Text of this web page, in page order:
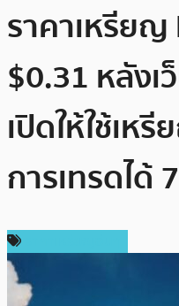
ราคาเหรียญ
$0.31 หลังเ
เปิดให้ใช้เห
การเทรดได้